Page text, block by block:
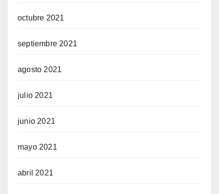
octubre 2021
septiembre 2021
agosto 2021
julio 2021
junio 2021
mayo 2021
abril 2021